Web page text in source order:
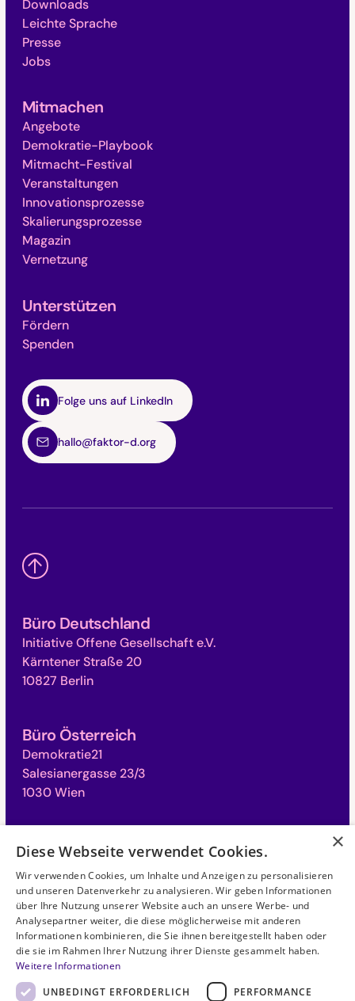
Folge uns auf LinkedIn
hallo@faktor-d.org
Downloads
Leichte Sprache
Presse
Jobs
Mitmachen
Angebote
Demokratie-Playbook
Mitmacht-Festival
Veranstaltungen
Innovationsprozesse
Skalierungsprozesse
Magazin
Vernetzung
Unterstützen
Fördern
Spenden
Büro Deutschland
Initiative Offene Gesellschaft e.V.
Kärntener Straße 20
10827 Berlin
Büro Österreich
Demokratie21
Salesianergasse 23/3
1030 Wien
Büro Schweiz
Monbijoustrasse 31
3011 Bern
©2026. Alle Rechte vorbehalten.
×
Diese Webseite verwendet Cookies.
Wir verwenden Cookies, um Inhalte und Anzeigen zu personalisieren
und unseren Datenverkehr zu analysieren. Wir geben Informationen
über Ihre Nutzung unserer Website auch an unsere Werbe- und
Analysepartner weiter, die diese möglicherweise mit anderen
Informationen kombinieren, die Sie ihnen bereitgestellt haben oder
die sie im Rahmen Ihrer Nutzung ihrer Dienste gesammelt haben.
Weitere Informationen
UNBEDINGT ERFORDERLICH
PERFORMANCE